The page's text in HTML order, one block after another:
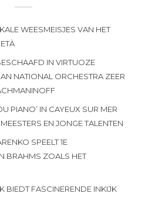
WEESMEISJES VAN HET
IN VIRTUOZE
NATIONAL ORCHESTRA ZEER
PIANO’ IN CAYEUX SUR MER
EN JONGE TALENTEN
SPEELT 1E
BRAHMS ZOALS HET
BIEDT FASCINERENDE INKIJK